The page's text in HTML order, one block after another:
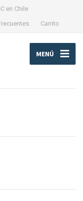
en Chile
Carrito
MENÚ